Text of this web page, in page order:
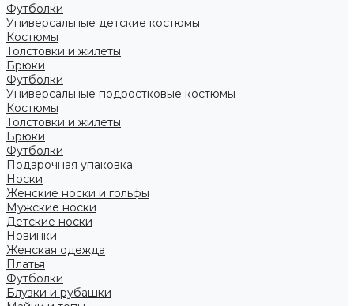
Футболки
Универсальные детские костюмы
Костюмы
Толстовки и жилеты
Брюки
Футболки
Универсальные подростковые костюмы
Костюмы
Толстовки и жилеты
Брюки
Футболки
Подарочная упаковка
Носки
Женские носки и гольфы
Мужские носки
Детские носки
Новинки
Женская одежда
Платья
Футболки
Блузки и рубашки